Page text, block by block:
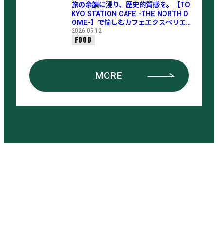
旅の余韻に浸り、歴史的質感を。【TO
KYO STATION CAFE -THE NORTH D
OME-】で愉しむカフェエクスペリエン
ス
2026.05.12
FOOD
MORE